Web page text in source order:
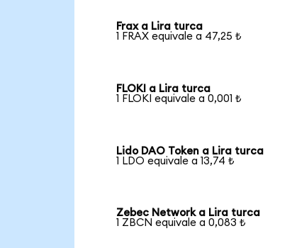
Frax a Lira turca
1 FRAX equivale a 47,25 ₺
FLOKI a Lira turca
1 FLOKI equivale a 0,001 ₺
Lido DAO Token a Lira turca
1 LDO equivale a 13,74 ₺
Zebec Network a Lira turca
1 ZBCN equivale a 0,083 ₺